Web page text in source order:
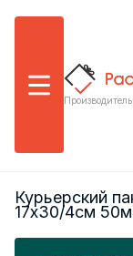
Меню
Курьерский
17х30/4см